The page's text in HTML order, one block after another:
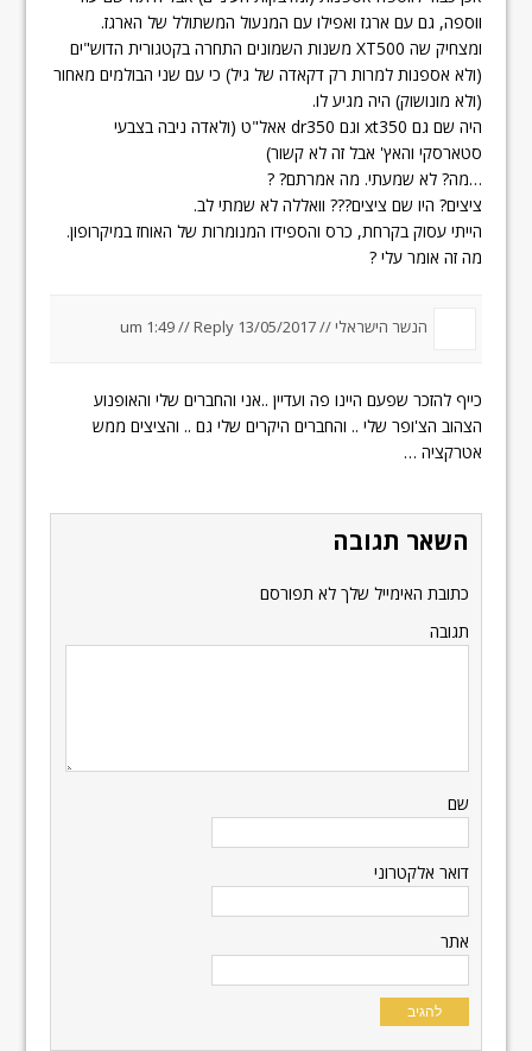
ווספה, גם עם ארגז ואפילו עם המנעול המשתולל של הארגז.
ומצחיק שה XT500 משנות השמונים התחרה בקטגורית הדוש"ים
(ולא אספנות למרות רק דקאדה של גיל) כי עם שני הבולמים מאחור
(ולא מונושוק) היה מגיע לו.
היה שם גם xt350 וגם dr350 אאל"ט (ולאדה ניבה בצבעי
סטארסקי והאץ' אבל זה לא קשור)
…מה? לא שמעתי. מה אמרתם? ?
ציצים? היו שם ציצים??? וואללה לא שמתי לב.
הייתי עסוק בקרחת, כרס והספידו המנומרות של האוחז במיקרופון.
מה זה אומר עלי ?
הנשר הישראלי //13/05/2017 um 1:49
//Reply
כייף להזכר שפעם היינו פה ועדיין ..אני והחברים שלי והאופנוע
הצהוב הצ'ופר שלי .. והחברים היקרים שלי גם .. והציצים ממש
אטרקציה …
השאר תגובה
כתובת האימייל שלך לא תפורסם
תגובה
שם
דואר אלקטרוני
אתר